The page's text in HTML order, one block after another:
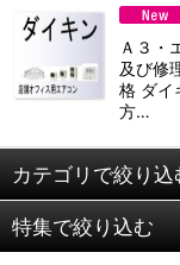
Ａ３・
及び修
格 ダイ
方…
カテゴリで絞り込
ビル用マルチエアコン
特集で絞り込む